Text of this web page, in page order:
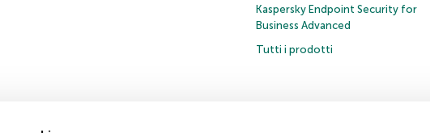
Kaspersky Endpoint Security for
Business Advanced
Tutti i prodotti